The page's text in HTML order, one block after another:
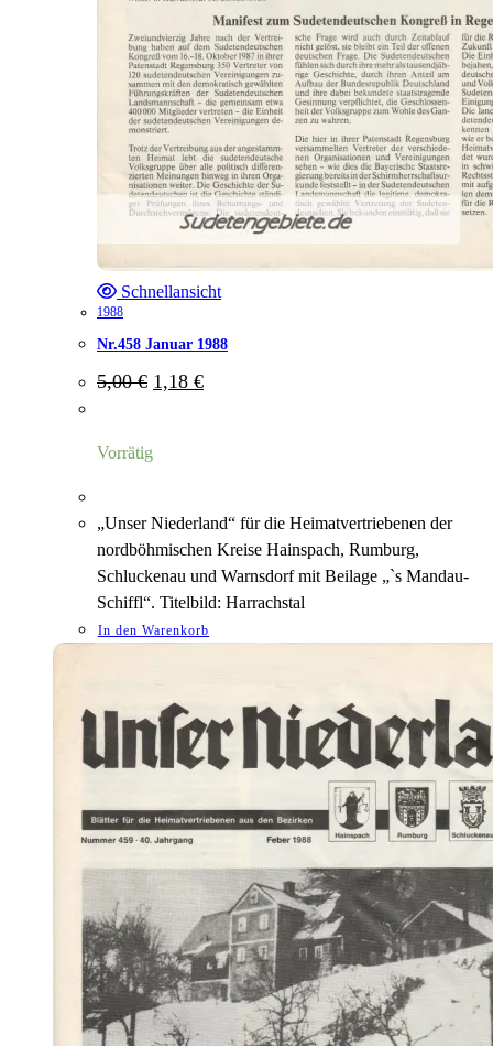
Schnellansicht
1988
Nr.458 Januar 1988
5,00€ Ursprünglicher
Preis
1,18 €Aktueller
Preis
Vorrätig
„Unser Niederland“ für die Heimatvertriebenen der
nordböhmischen Kreise Hainspach, Rumburg,
Schluckenau und Warnsdorf mit Beilage „`s Mandau-
Schiffl“. Titelbild: Harrachstal
In den Warenkorb